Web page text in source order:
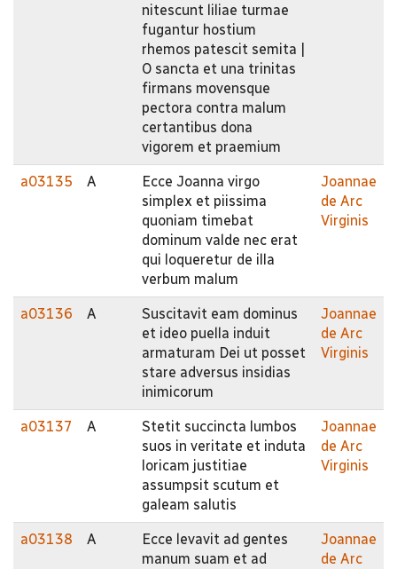
nitescunt liliae turmae
fugantur hostium
rhemos patescit semita |
O sancta et una trinitas
firmans movensque
pectora contra malum
certantibus dona
vigorem et praemium
a03135 A
Ecce Joanna virgo
simplex et piissima
quoniam timebat
dominum valde nec erat
qui loqueretur de illa
verbum malum
Joannae
de Arc
Virginis
a03136 A
Suscitavit eam dominus
et ideo puella induit
armaturam Dei ut posset
stare adversus insidias
inimicorum
Joannae
de Arc
Virginis
a03137 A
Stetit succincta lumbos
suos in veritate et induta
loricam justitiae
assumpsit scutum et
galeam salutis
Joannae
de Arc
Virginis
a03138 A
Ecce levavit ad gentes
manum suam et ad
Joannae
de Arc